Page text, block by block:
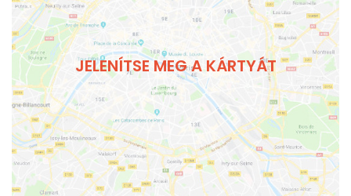
JELENÍTSE MEG A KÁRTYÁT